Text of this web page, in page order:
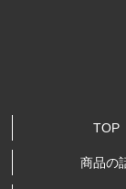
TOP
商品の